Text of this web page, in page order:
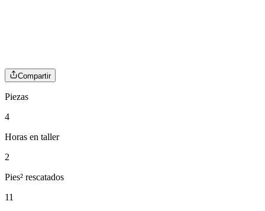
Compartir
Piezas
4
Horas en taller
2
Pies² rescatados
11